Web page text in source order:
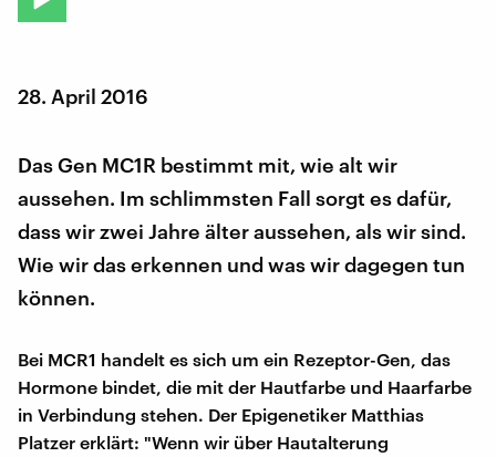
28. April 2016
Das Gen MC1R bestimmt mit, wie alt wir
aussehen. Im schlimmsten Fall sorgt es dafür,
dass wir zwei Jahre älter aussehen, als wir sind.
Wie wir das erkennen und was wir dagegen tun
können.
Bei MCR1 handelt es sich um ein Rezeptor-Gen, das
Hormone bindet, die mit der Hautfarbe und Haarfarbe
in Verbindung stehen. Der Epigenetiker Matthias
Platzer erklärt: "Wenn wir über Hautalterung